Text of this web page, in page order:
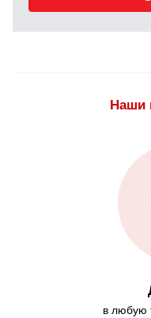
Наши
в любую